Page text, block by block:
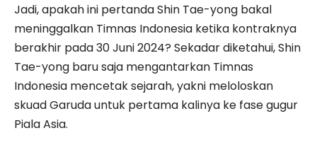
Jadi, apakah ini pertanda Shin Tae-yong bakal
meninggalkan Timnas Indonesia ketika kontraknya
berakhir pada 30 Juni 2024? Sekadar diketahui, Shin
Tae-yong baru saja mengantarkan Timnas
Indonesia mencetak sejarah, yakni meloloskan
skuad Garuda untuk pertama kalinya ke fase gugur
Piala Asia.